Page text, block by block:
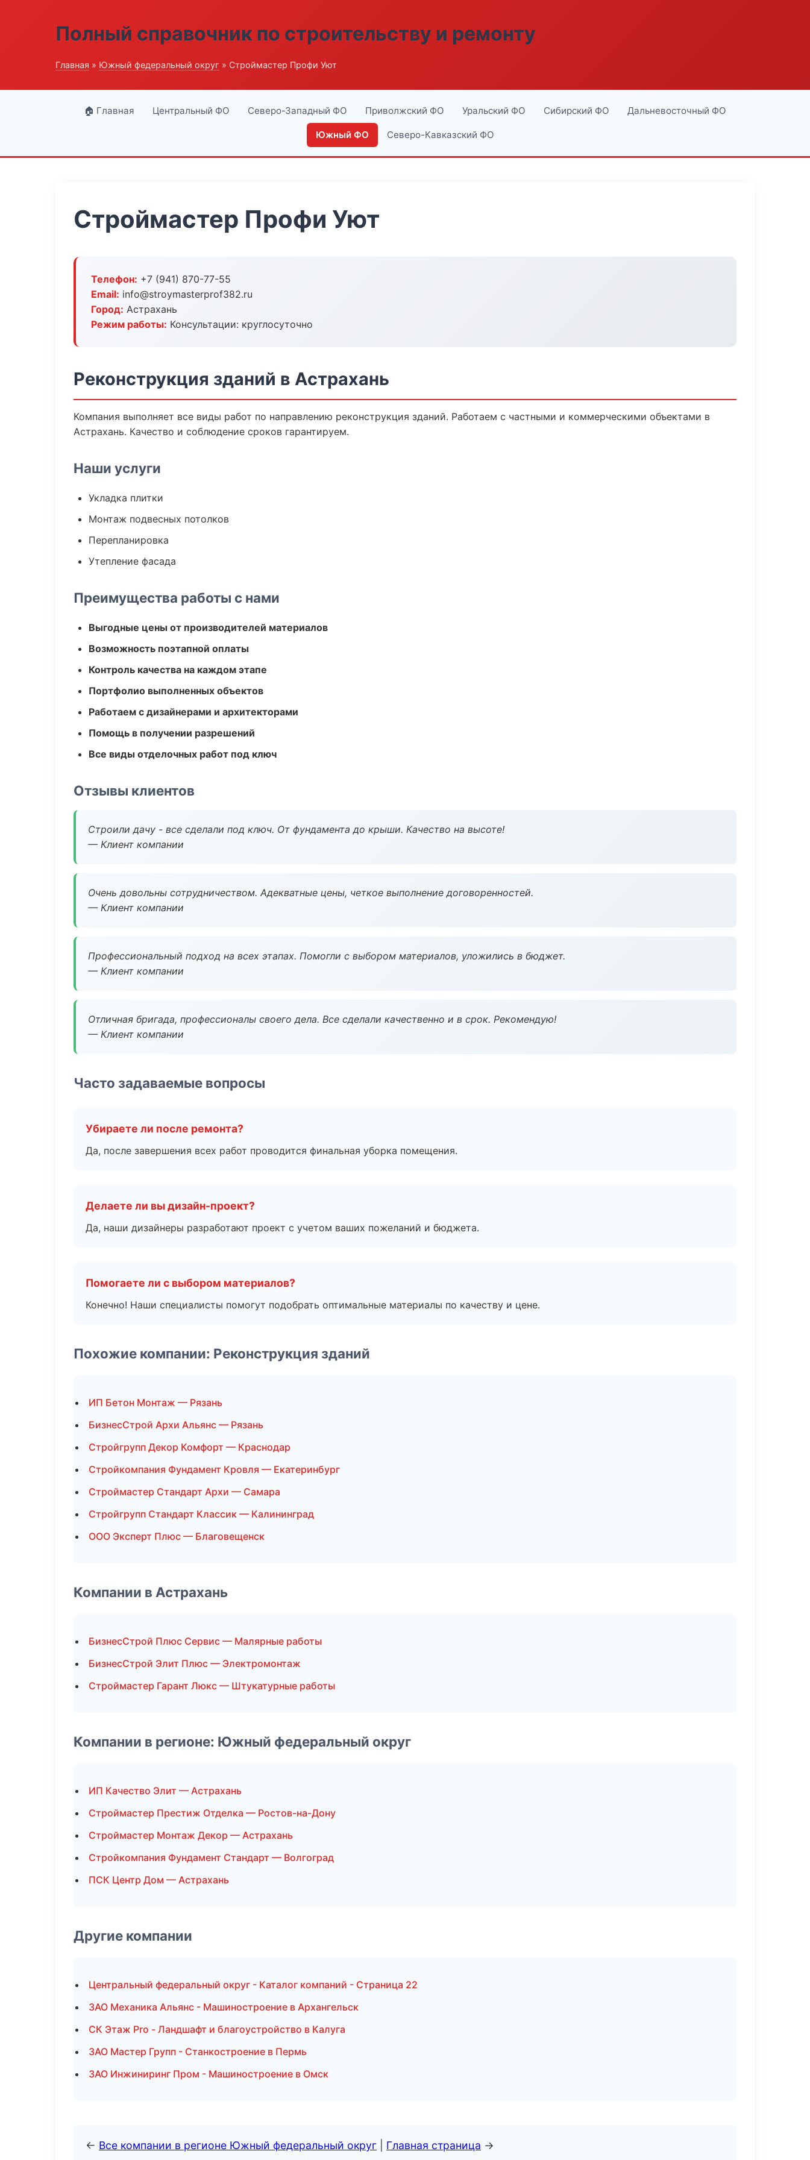
Полный справочник по строительству и ремонту
Главная » Южный федеральный округ » Строймастер Профи Уют
🏠 Главная Центральный ФО Северо-Западный ФО Приволжский ФО Уральский ФО Сибирский ФО Дальневосточный ФО
Южный ФО Северо-Кавказский ФО
Строймастер Профи Уют
Телефон: +7 (941) 870-77-55
Email: info@stroymasterprof382.ru
Город: Астрахань
Режим работы: Консультации: круглосуточно
Реконструкция зданий в Астрахань
Компания выполняет все виды работ по направлению реконструкция зданий. Работаем с частными и коммерческими объектами в
Астрахань. Качество и соблюдение сроков гарантируем.
Наши услуги
Укладка плитки
Монтаж подвесных потолков
Перепланировка
Утепление фасада
Преимущества работы с нами
Выгодные цены от производителей материалов
Возможность поэтапной оплаты
Контроль качества на каждом этапе
Портфолио выполненных объектов
Работаем с дизайнерами и архитекторами
Помощь в получении разрешений
Все виды отделочных работ под ключ
Отзывы клиентов
Строили дачу - все сделали под ключ. От фундамента до крыши. Качество на высоте!
— Клиент компании
Очень довольны сотрудничеством. Адекватные цены, четкое выполнение договоренностей.
— Клиент компании
Профессиональный подход на всех этапах. Помогли с выбором материалов, уложились в бюджет.
— Клиент компании
Отличная бригада, профессионалы своего дела. Все сделали качественно и в срок. Рекомендую!
— Клиент компании
Часто задаваемые вопросы
Убираете ли после ремонта?
Да, после завершения всех работ проводится финальная уборка помещения.
Делаете ли вы дизайн-проект?
Да, наши дизайнеры разработают проект с учетом ваших пожеланий и бюджета.
Помогаете ли с выбором материалов?
Конечно! Наши специалисты помогут подобрать оптимальные материалы по качеству и цене.
Похожие компании: Реконструкция зданий
ИП Бетон Монтаж — Рязань
БизнесСтрой Архи Альянс — Рязань
Стройгрупп Декор Комфорт — Краснодар
Стройкомпания Фундамент Кровля — Екатеринбург
Строймастер Стандарт Архи — Самара
Стройгрупп Стандарт Классик — Калининград
ООО Эксперт Плюс — Благовещенск
Компании в Астрахань
БизнесСтрой Плюс Сервис — Малярные работы
БизнесСтрой Элит Плюс — Электромонтаж
Строймастер Гарант Люкс — Штукатурные работы
Компании в регионе: Южный федеральный округ
ИП Качество Элит — Астрахань
Строймастер Престиж Отделка — Ростов-на-Дону
Строймастер Монтаж Декор — Астрахань
Стройкомпания Фундамент Стандарт — Волгоград
ПСК Центр Дом — Астрахань
Другие компании
Центральный федеральный округ - Каталог компаний - Страница 22
ЗАО Механика Альянс - Машиностроение в Архангельск
СК Этаж Pro - Ландшафт и благоустройство в Калуга
ЗАО Мастер Групп - Станкостроение в Пермь
ЗАО Инжиниринг Пром - Машиностроение в Омск
← Все компании в регионе Южный федеральный округ Главная страница →